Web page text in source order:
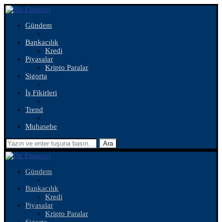
Gündem
Bankacılık
Kredi
Piyasalar
Kripto Paralar
Sigorta
İş Fikirleri
Trend
Muhasebe
Ara
Gündem
Bankacılık
Kredi
Piyasalar
Kripto Paralar